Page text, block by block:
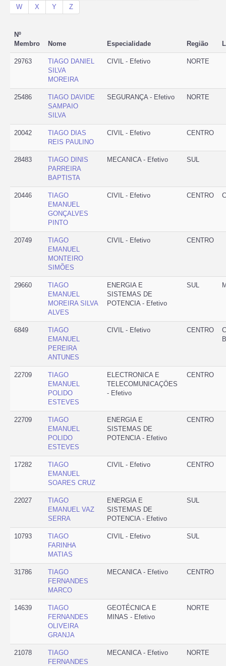
W
X Y Z
Nº
Membro
Nome Especialidade Região
29763
TIAGO DANIEL
SILVA
MOREIRA
CIVIL - Efetivo NORTE
25486
TIAGO DAVIDE
SAMPAIO
SILVA
SEGURANÇA - Efetivo NORTE
20042
TIAGO DIAS
REIS PAULINO
CIVIL - Efetivo CENTRO
28483
TIAGO DINIS
PARREIRA
BAPTISTA
MECANICA - Efetivo SUL
20446
TIAGO
EMANUEL
GONÇALVES
PINTO
CIVIL - Efetivo CENTRO
20749
TIAGO
EMANUEL
MONTEIRO
SIMÕES
CIVIL - Efetivo CENTRO
29660
TIAGO
EMANUEL
MOREIRA SILVA
ALVES
ENERGIA E
SISTEMAS DE
POTENCIA - Efetivo
SUL
6849
TIAGO
EMANUEL
PEREIRA
ANTUNES
CIVIL - Efetivo CENTRO
22709
TIAGO
EMANUEL
POLIDO
ESTEVES
ELECTRONICA E
TELECOMUNICAÇÖES
- Efetivo
CENTRO
22709
TIAGO
EMANUEL
POLIDO
ESTEVES
ENERGIA E
SISTEMAS DE
POTENCIA - Efetivo
CENTRO
17282
TIAGO
EMANUEL
SOARES CRUZ
CIVIL - Efetivo CENTRO
22027
TIAGO
EMANUEL VAZ
SERRA
ENERGIA E
SISTEMAS DE
POTENCIA - Efetivo
SUL
10793
TIAGO
FARINHA
MATIAS
CIVIL - Efetivo SUL
31786
TIAGO
FERNANDES
MARCO
MECANICA - Efetivo CENTRO
14639
TIAGO
FERNANDES
OLIVEIRA
GRANJA
GEOTÉCNICA E
MINAS - Efetivo
NORTE
21078
TIAGO
FERNANDES
MECANICA - Efetivo NORTE